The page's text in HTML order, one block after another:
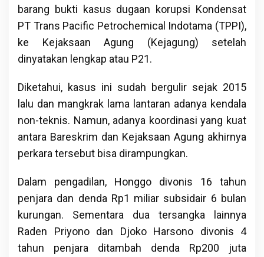
barang bukti kasus dugaan korupsi Kondensat
PT Trans Pacific Petrochemical Indotama (TPPI),
ke Kejaksaan Agung (Kejagung) setelah
dinyatakan lengkap atau P21.
Diketahui, kasus ini sudah bergulir sejak 2015
lalu dan mangkrak lama lantaran adanya kendala
non-teknis. Namun, adanya koordinasi yang kuat
antara Bareskrim dan Kejaksaan Agung akhirnya
perkara tersebut bisa dirampungkan.
Dalam pengadilan, Honggo divonis 16 tahun
penjara dan denda Rp1 miliar subsidair 6 bulan
kurungan. Sementara dua tersangka lainnya
Raden Priyono dan Djoko Harsono divonis 4
tahun penjara ditambah denda Rp200 juta